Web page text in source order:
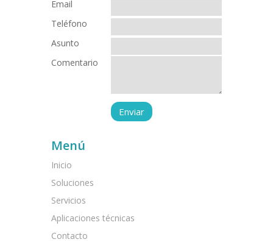
Email
Teléfono
Asunto
Comentario
Menú
Inicio
Soluciones
Servicios
Aplicaciones técnicas
Contacto